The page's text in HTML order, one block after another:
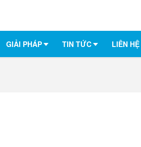
GIẢI PHÁP TIN TỨC LIÊN HỆ